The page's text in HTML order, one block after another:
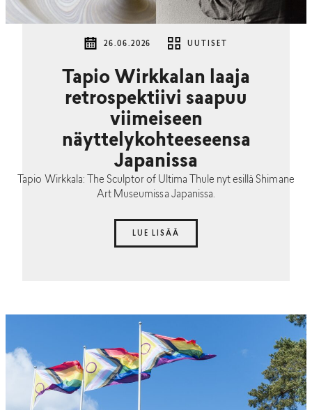
26.06.2026 UUTISET
Tapio Wirkkalan laaja
retrospektiivi saapuu
viimeiseen
näyttelykohteeseensa
Japanissa
Tapio Wirkkala: The Sculptor of Ultima Thule nyt esillä Shimane
Art Museumissa Japanissa.
LUE LISÄÄ